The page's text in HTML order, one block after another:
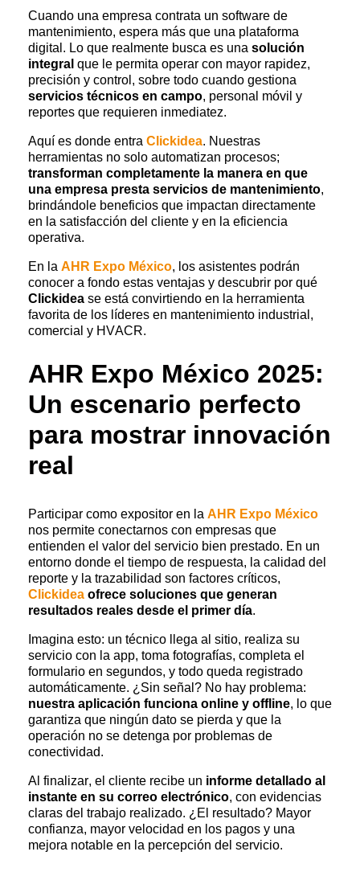
Cuando una empresa contrata un software de
mantenimiento, espera más que una plataforma
digital. Lo que realmente busca es una solución
integral que le permita operar con mayor rapidez,
precisión y control, sobre todo cuando gestiona
servicios técnicos en campo, personal móvil y
reportes que requieren inmediatez.
Aquí es donde entra Clickidea. Nuestras
herramientas no solo automatizan procesos;
transforman completamente la manera en que
una empresa presta servicios de mantenimiento,
brindándole beneficios que impactan directamente
en la satisfacción del cliente y en la eficiencia
operativa.
En la AHR Expo México, los asistentes podrán
conocer a fondo estas ventajas y descubrir por qué
Clickidea se está convirtiendo en la herramienta
favorita de los líderes en mantenimiento industrial,
comercial y HVACR.
AHR Expo México 2025:
Un escenario perfecto
para mostrar innovación
real
Participar como expositor en la AHR Expo México
nos permite conectarnos con empresas que
entienden el valor del servicio bien prestado. En un
entorno donde el tiempo de respuesta, la calidad del
reporte y la trazabilidad son factores críticos,
Clickidea ofrece soluciones que generan
resultados reales desde el primer día.
Imagina esto: un técnico llega al sitio, realiza su
servicio con la app, toma fotografías, completa el
formulario en segundos, y todo queda registrado
automáticamente. ¿Sin señal? No hay problema:
nuestra aplicación funciona online y offline, lo que
garantiza que ningún dato se pierda y que la
operación no se detenga por problemas de
conectividad.
Al finalizar, el cliente recibe un informe detallado al
instante en su correo electrónico, con evidencias
claras del trabajo realizado. ¿El resultado? Mayor
confianza, mayor velocidad en los pagos y una
mejora notable en la percepción del servicio.